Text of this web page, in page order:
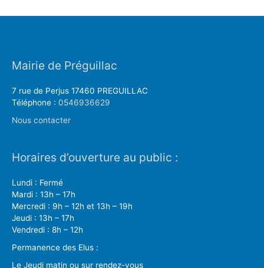
Mairie de Préguillac
7 rue de Perjus 17460 PREGUILLAC
Téléphone : 0546936629
Nous contacter
Horaires d’ouverture au public :
Lundi : Fermé
Mardi : 13h – 17h
Mercredi : 9h – 12h et 13h – 19h
Jeudi : 13h – 17h
Vendredi : 8h – 12h
Permanence des Elus :
Le Jeudi matin ou sur rendez-vous